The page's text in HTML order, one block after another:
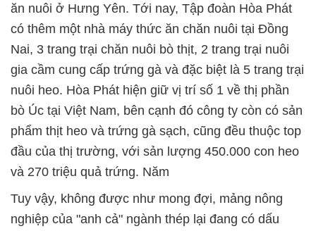
ăn nuôi ở Hưng Yên. Tới nay, Tập đoàn Hòa Phát
có thêm một nhà máy thức ăn chăn nuôi tại Đồng
Nai, 3 trang trại chăn nuôi bò thịt, 2 trang trại nuôi
gia cầm cung cấp trứng gà và đặc biệt là 5 trang trại
nuôi heo. Hòa Phát hiện giữ vị trí số 1 về thị phần
bò Úc tại Việt Nam, bên cạnh đó công ty còn có sản
phẩm thịt heo và trứng gà sạch, cũng đều thuộc top
đầu của thị trường, với sản lượng 450.000 con heo
và 270 triệu quả trứng. Năm
Tuy vậy, không được như mong đợi, mảng nông
nghiệp của "anh cả" ngành thép lại đang có dấu